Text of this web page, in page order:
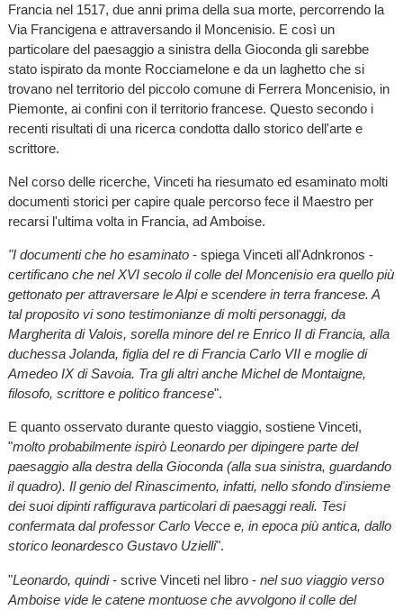
Francia nel 1517, due anni prima della sua morte, percorrendo la
Via Francigena e attraversando il Moncenisio. E così un
particolare del paesaggio a sinistra della Gioconda gli sarebbe
stato ispirato da monte Rocciamelone e da un laghetto che si
trovano nel territorio del piccolo comune di Ferrera Moncenisio, in
Piemonte, ai confini con il territorio francese. Questo secondo i
recenti risultati di una ricerca condotta dallo storico dell'arte e
scrittore.
Nel corso delle ricerche, Vinceti ha riesumato ed esaminato molti
documenti storici per capire quale percorso fece il Maestro per
recarsi l'ultima volta in Francia, ad Amboise.
"I documenti che ho esaminato- spiega Vinceti all'Adnkronos -
certificano che nel XVI secolo il colle del Moncenisio era quello più
gettonato per attraversare le Alpi e scendere in terra francese. A
tal proposito vi sono testimonianze di molti personaggi, da
Margherita di Valois, sorella minore del re Enrico II di Francia, alla
duchessa Jolanda, figlia del re di Francia Carlo VII e moglie di
Amedeo IX di Savoia. Tra gli altri anche Michel de Montaigne,
filosofo, scrittore e politico francese".
E quanto osservato durante questo viaggio, sostiene Vinceti,
"molto probabilmente ispirò Leonardo per dipingere parte del
paesaggio alla destra della Gioconda (alla sua sinistra, guardando
il quadro). Il genio del Rinascimento, infatti, nello sfondo d'insieme
dei suoi dipinti raffigurava particolari di paesaggi reali. Tesi
confermata dal professor Carlo Vecce e, in epoca più antica, dallo
storico leonardesco Gustavo Uzielli".
"Leonardo, quindi- scrive Vinceti nel libro -nel suo viaggio verso
Amboise vide le catene montuose che avvolgono il colle del